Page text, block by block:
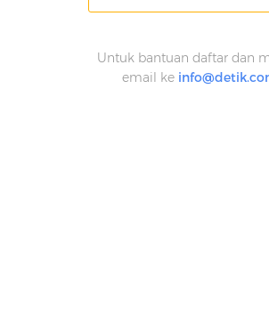
Untuk bantuan daftar dan
email ke